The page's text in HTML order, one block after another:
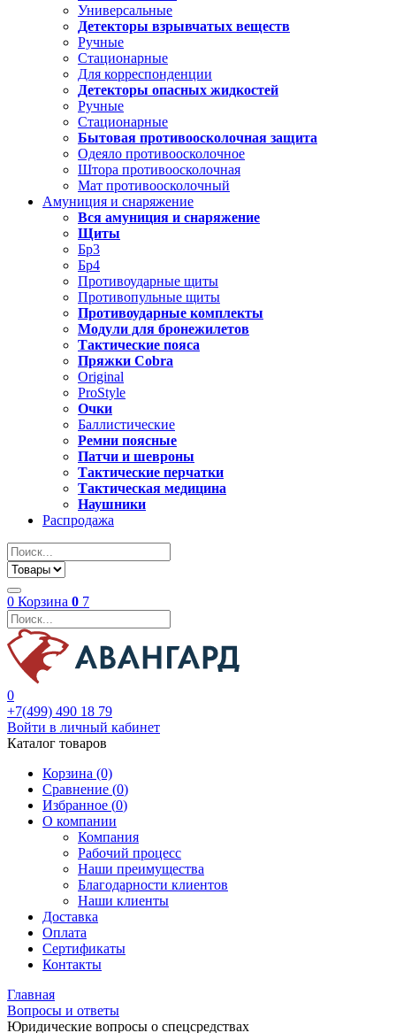
Универсальные
Детекторы взрывчатых веществ
Ручные
Стационарные
Для корреспонденции
Детекторы опасных жидкостей
Ручные
Стационарные
Бытовая противоосколочная защита
Одеяло противоосколочное
Штора противоосколочная
Мат противоосколочный
Амуниция и снаряжение
Вся амуниция и снаряжение
Щиты
Бр3
Бр4
Противоударные щиты
Противопульные щиты
Противоударные комплекты
Модули для бронежилетов
Тактические пояса
Пряжки Cobra
Original
ProStyle
Очки
Баллистические
Ремни поясные
Патчи и шевроны
Тактические перчатки
Тактическая медицина
Наушники
Распродажа
0 Корзина 0 7
0
+7(499) 490 18 79
Войти в личный кабинет
Каталог товаров
Корзина (0)
Сравнение (0)
Избранное (0)
О компании
Компания
Рабочий процесс
Наши преимущества
Благодарности клиентов
Наши клиенты
Доставка
Оплата
Сертификаты
Контакты
Главная
Вопросы и ответы
Юридические вопросы о спецсредствах